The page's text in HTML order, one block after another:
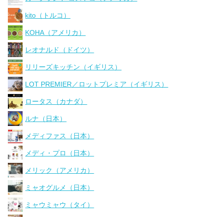
kito（トルコ）
KOHA（アメリカ）
レオナルド（ドイツ）
リリーズキッチン（イギリス）
LOT PREMIER／ロットプレミア（イギリス）
ロータス（カナダ）
ルナ（日本）
メディファス（日本）
メディ・プロ（日本）
メリック（アメリカ）
ミャオグルメ（日本）
ミャウミャウ（タイ）